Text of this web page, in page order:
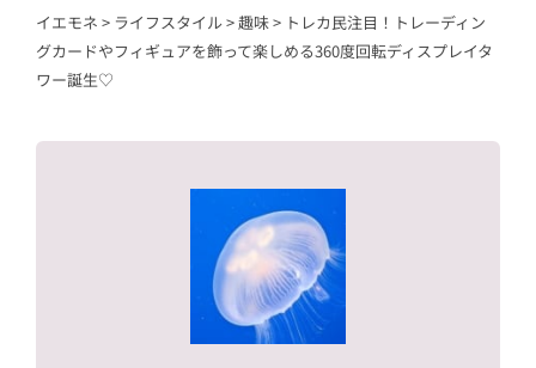
イエモネ > ライフスタイル>趣味> トレカ民注目！トレーディン
グカードやフィギュアを飾って楽しめる360度回転ディスプレイタ
ワー誕生♡